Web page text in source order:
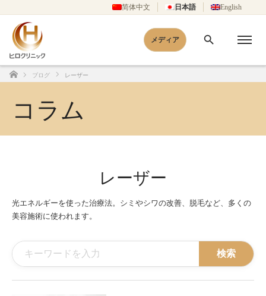
简体中文 日本語 English
メディア
ホーム
ブログ レーザー
コラム
レーザー
光エネルギーを使った治療法。シミやシワの改善、脱毛など、多くの
美容施術に使われます。
検索